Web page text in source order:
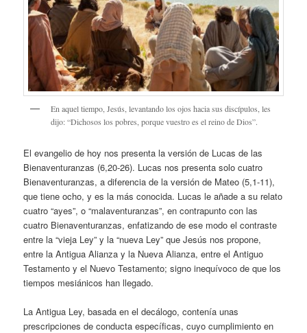
En aquel tiempo, Jesús, levantando los ojos hacia sus discípulos, les
dijo: “Dichosos los pobres, porque vuestro es el reino de Dios”.
El evangelio de hoy nos presenta la versión de Lucas de las
Bienaventuranzas (6,20-26). Lucas nos presenta solo cuatro
Bienaventuranzas, a diferencia de la versión de Mateo (5,1-11),
que tiene ocho, y es la más conocida. Lucas le añade a su relato
cuatro “ayes”, o “malaventuranzas”, en contrapunto con las
cuatro Bienaventuranzas, enfatizando de ese modo el contraste
entre la “vieja Ley” y la “nueva Ley” que Jesús nos propone,
entre la Antigua Alianza y la Nueva Alianza, entre el Antiguo
Testamento y el Nuevo Testamento; signo inequívoco de que los
tiempos mesiánicos han llegado.
La Antigua Ley, basada en el decálogo, contenía unas
prescripciones de conducta específicas, cuyo cumplimiento en